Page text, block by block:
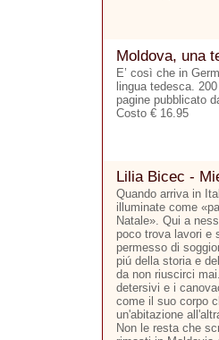
Moldova, una
E’ così che in
lingua tedesca.
pagine pubblicato
Costo € 16.95
Lilia Bicec -
Quando arriva in
illuminate come
Natale». Qui a
poco trova lavori e
permesso di
piú della storia e
da non riuscirci
detersivi e i
come il suo corpo
un'abitazione
Non le resta che